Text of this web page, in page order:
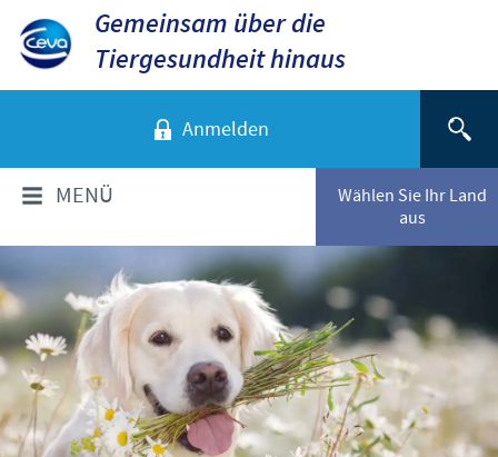
Gemeinsam über die
Tiergesundheit hinaus
Anmelden
Wählen Sie Ihr Land
aus
MENÜ
ÜBER CEVA
Das sind wir
Unsere Werte
Standort Düsseldorf
TIERARTEN
Hunde
Katzen
PRODUKTE